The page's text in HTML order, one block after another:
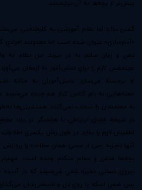
پيش‌تر از بچه‌ها به آن نيازمندند.
گفتن ندارد اما نظام آموزشي به كارخانه‌يي
«آدم‌سازي» عنوان شده است اما معدودند افرادي
ذهن و زبان سالم به در ببرند. اين نظام به
عزت‌نفس لازم را براي دانش‌آموز به ارمغان مي‌آورد
او برجسته مي‌سازد. دانش‌آموزان به مثابه
جعبه‌هايي به نام كلاس كنار هم چيده مي‌شوند.
نه معلم‌شان را انتخاب نمي‌كنند. همنشيني‌ها
در نتيجه فضاي ارتباطي با همديگر در يك
اطمينان لازم را ندارد. در طول زمان يكسري
آنها ناچارند پس از مدتي همان مطالب را پردازش
بچه‌ها قدغن و معلم متكلم‌ وحده است. مهم‌تر
نيروي انساني ذخيره تلقي مي‌شوند كه در آينده
پس ضمن اينكه پا روي دل و احساس‌شان